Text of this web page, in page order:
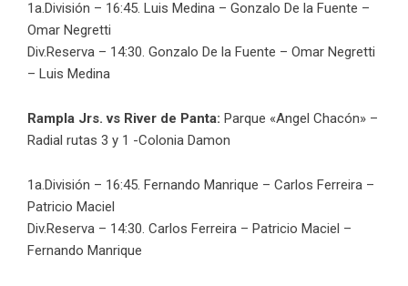
1a.División – 16:45. Luis Medina – Gonzalo De la Fuente –
Omar Negretti
Div.Reserva – 14:30. Gonzalo De la Fuente – Omar Negretti
– Luis Medina
Rampla Jrs. vs River de Panta: Parque «Angel Chacón» –
Radial rutas 3 y 1 -Colonia Damon
1a.División – 16:45. Fernando Manrique – Carlos Ferreira –
Patricio Maciel
Div.Reserva – 14:30. Carlos Ferreira – Patricio Maciel –
Fernando Manrique